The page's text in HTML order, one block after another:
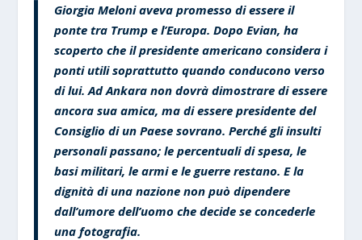
Giorgia Meloni aveva promesso di essere il
ponte tra Trump e l’Europa. Dopo Evian, ha
scoperto che il presidente americano considera i
ponti utili soprattutto quando conducono verso
di lui. Ad Ankara non dovrà dimostrare di essere
ancora sua amica, ma di essere presidente del
Consiglio di un Paese sovrano. Perché gli insulti
personali passano; le percentuali di spesa, le
basi militari, le armi e le guerre restano. E la
dignità di una nazione non può dipendere
dall’umore dell’uomo che decide se concederle
una fotografia.